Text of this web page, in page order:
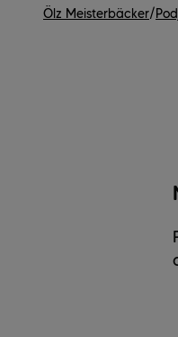
Ölz Meisterbäcker/